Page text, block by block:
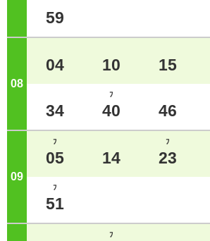
59
08 ジ
04 10 15
34
ﾌ
40 46
09 ジ
ﾌ
05 14
ﾌ
23
ﾌ
51
ﾌ